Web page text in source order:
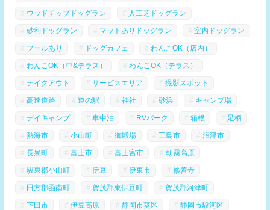
ウッドチップドッグラン 人工芝ドッグラン
砂利ドッグラン マットありドッグラン 室内ドッグラン
プールあり ドッグカフェ わんこOK（店内）
わんこOK（中&テラス） わんこOK（テラス）
テイクアウト サービスエリア 撮影スポット
高速道路 道の駅 神社 砂浜 キャンプ場
デイキャンプ 車中泊 RVパーク 箱根 足柄
熱海市 小山町 御殿場 三島市 沼津市
長泉町 富士市 富士宮市 朝霧高原
駿東郡小山町 伊豆 伊東市 修善寺
田方郡函南町 賀茂郡東伊豆町 賀茂郡河津町
下田市 伊豆高原 静岡市葵区 静岡市駿河区